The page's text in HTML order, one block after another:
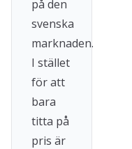
på den
svenska
marknaden.
I stället
för att
bara
titta på
pris är